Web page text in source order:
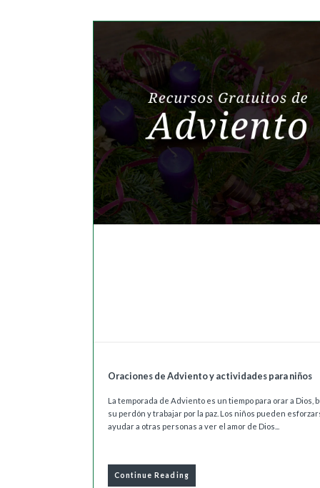
Oraciones de Adviento y actividades para niños
La temporada de Adviento es un tiempo para orar a Dios,
su perdón y trabajar por la paz. Los niños pueden
ayudar a otras personas a ver el amor de Dios...
Continue Reading